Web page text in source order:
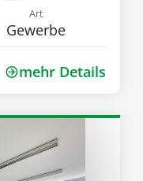
Art
Gewerbe
mehr Details